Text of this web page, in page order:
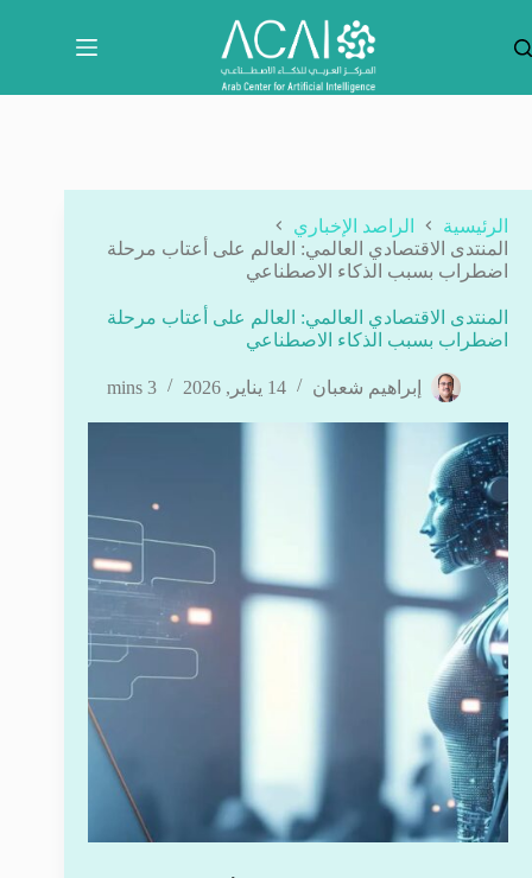
المحتوى
الرئيسية
الراصد الإخباري
المنتدى الاقتصادي العالمي: العالم على أعتاب مرحلة
اضطراب بسبب الذكاء الاصطناعي
المنتدى الاقتصادي العالمي: العالم على أعتاب مرحلة
اضطراب بسبب الذكاء الاصطناعي
إبراهيم شعبان 14 يناير, 2026 3 mins